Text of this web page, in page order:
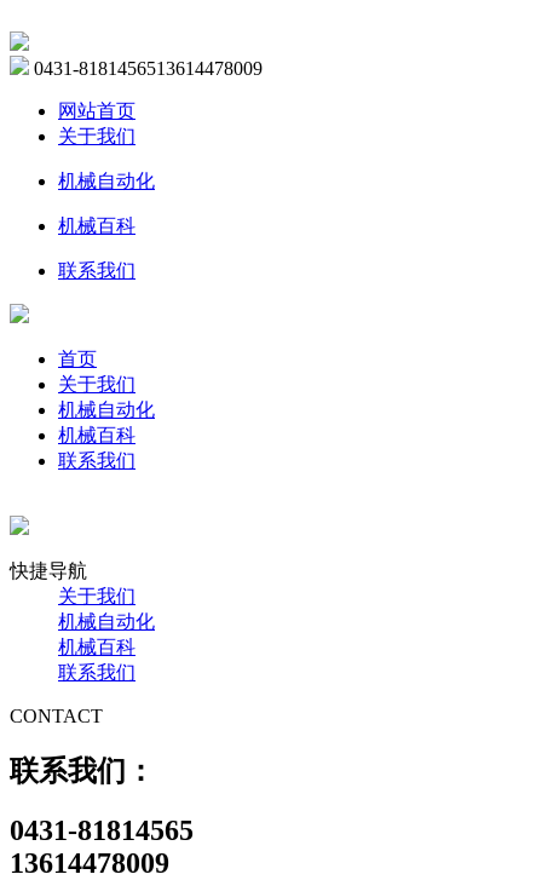
0431-8181456513614478009
网站首页
关于我们
机械自动化
机械百科
联系我们
首页
关于我们
机械自动化
机械百科
联系我们
快捷导航
关于我们
机械自动化
机械百科
联系我们
CONTACT
联系我们：
0431-81814565
13614478009